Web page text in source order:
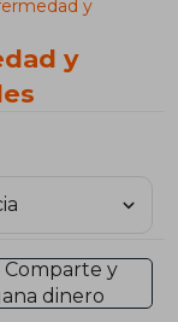
y
y
Comparte y
dinero